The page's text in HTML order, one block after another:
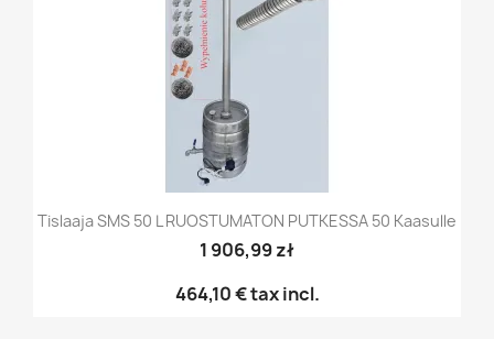
Tislaaja SMS 50 L RUOSTUMATON PUTKESSA 50 Kaasulle
1 906,99 zł
464,10 €tax incl.